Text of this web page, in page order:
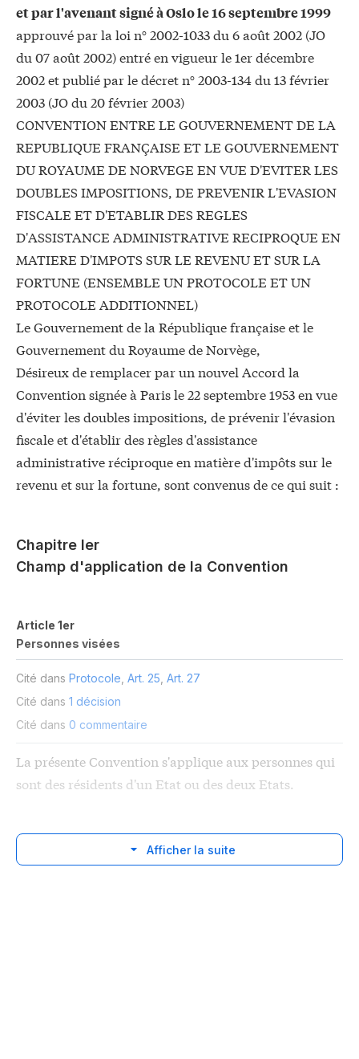
et par l'avenant signé à Oslo le 16 septembre 1999
approuvé par la loi n° 2002-1033 du 6 août 2002 (JO
du 07 août 2002) entré en vigueur le 1er décembre
2002 et publié par le décret n° 2003-134 du 13 février
2003 (JO du 20 février 2003)
CONVENTION ENTRE LE GOUVERNEMENT DE LA
REPUBLIQUE FRANÇAISE ET LE GOUVERNEMENT
DU ROYAUME DE NORVEGE EN VUE D'EVITER LES
DOUBLES IMPOSITIONS, DE PREVENIR L'EVASION
FISCALE ET D'ETABLIR DES REGLES
D'ASSISTANCE ADMINISTRATIVE RECIPROQUE EN
MATIERE D'IMPOTS SUR LE REVENU ET SUR LA
FORTUNE (ENSEMBLE UN PROTOCOLE ET UN
PROTOCOLE ADDITIONNEL)
Le Gouvernement de la République française et le
Gouvernement du Royaume de Norvège,
Désireux de remplacer par un nouvel Accord la
Convention signée à Paris le 22 septembre 1953 en vue
d'éviter les doubles impositions, de prévenir l'évasion
fiscale et d'établir des règles d'assistance
administrative réciproque en matière d'impôts sur le
revenu et sur la fortune, sont convenus de ce qui suit :
Chapitre Ier
Champ d'application de la Convention
Article 1er
Personnes visées
Cité dans Protocole Art. 25 Art. 27
Cité dans 1 décision
Cité dans 0 commentaire
La présente Convention s'applique aux personnes qui
sont des résidents d'un Etat ou des deux Etats.
Afficher la suite